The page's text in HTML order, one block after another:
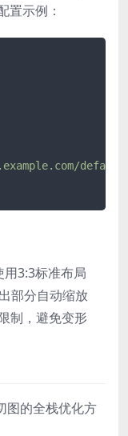
置示例：
3:3标准布局
部分自动缩放
制，避免变形
图的全栈优化方